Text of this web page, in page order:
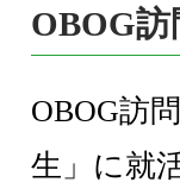
OBOG
OBOG訪
生」に就